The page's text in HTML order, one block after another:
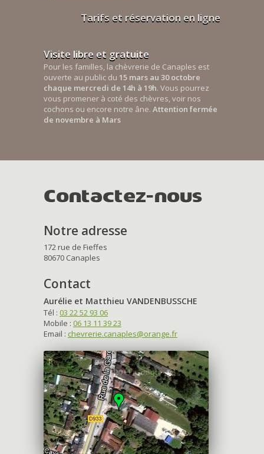
Tarifs et réservation en ligne
Visite libre et gratuite
Pour les familles, la chèvrerie de Canaples est
ouverte au public du 15 mars au 30 octobre
chaque mercredi de 14h à 19h. Vous pourrez
vous promener à coté des chèvres, voir nos
cochons ou encore notre âne. Attention fermée
de novembre à Mars
Contactez-nous
Notre adresse
172 rue de Fieffes
80670 Canaples
Contact
Aurélie et Matthieu VANDENBUSSCHE
Tél : 03 22 52 93 06
Mobile : 06 13 11 39 23
Email : chevrerie.canaples@orange.fr